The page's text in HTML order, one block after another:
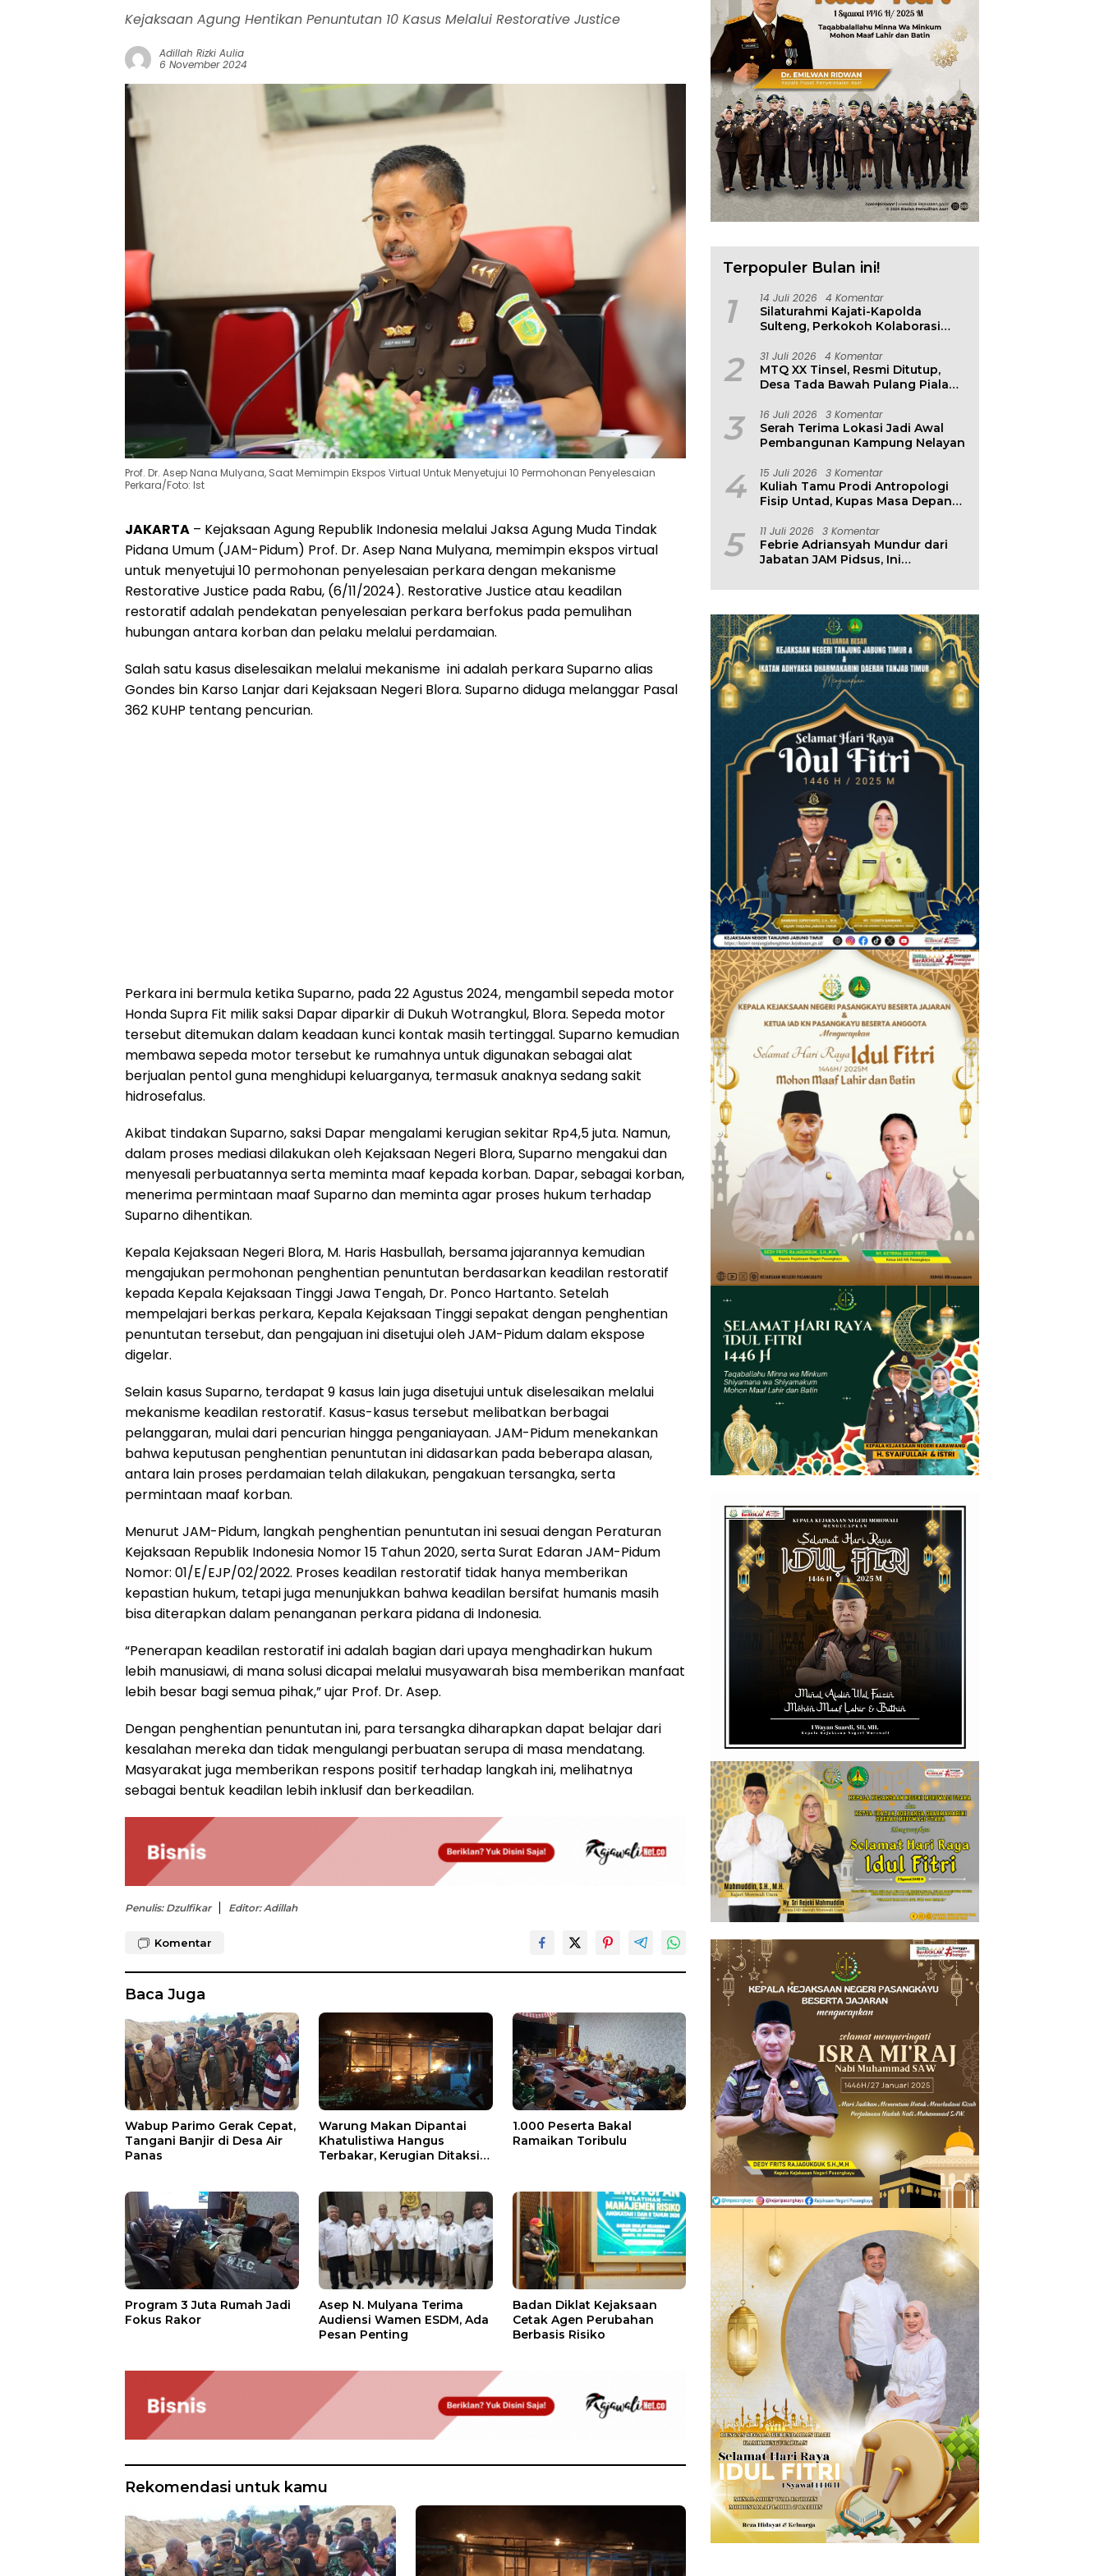
Kejaksaan Agung Hentikan Penuntutan 10 Kasus Melalui Restorative Justice
Adillah Rizki Aulia
6 November 2024
Prof. Dr. Asep Nana Mulyana, Saat Memimpin Ekspos Virtual Untuk Menyetujui 10 Permohonan Penyelesaian
Perkara/Foto: Ist
JAKARTA – Kejaksaan Agung Republik Indonesia melalui Jaksa Agung Muda Tindak
Pidana Umum (JAM-Pidum) Prof. Dr. Asep Nana Mulyana, memimpin ekspos virtual
untuk menyetujui 10 permohonan penyelesaian perkara dengan mekanisme
Restorative Justice pada Rabu, (6/11/2024). Restorative Justice atau keadilan
restoratif adalah pendekatan penyelesaian perkara berfokus pada pemulihan
hubungan antara korban dan pelaku melalui perdamaian.
Salah satu kasus diselesaikan melalui mekanisme ini adalah perkara Suparno alias
Gondes bin Karso Lanjar dari Kejaksaan Negeri Blora. Suparno diduga melanggar Pasal
362 KUHP tentang pencurian.
Perkara ini bermula ketika Suparno, pada 22 Agustus 2024, mengambil sepeda motor
Honda Supra Fit milik saksi Dapar diparkir di Dukuh Wotrangkul, Blora. Sepeda motor
tersebut ditemukan dalam keadaan kunci kontak masih tertinggal. Suparno kemudian
membawa sepeda motor tersebut ke rumahnya untuk digunakan sebagai alat
berjualan pentol guna menghidupi keluarganya, termasuk anaknya sedang sakit
hidrosefalus.
Akibat tindakan Suparno, saksi Dapar mengalami kerugian sekitar Rp4,5 juta. Namun,
dalam proses mediasi dilakukan oleh Kejaksaan Negeri Blora, Suparno mengakui dan
menyesali perbuatannya serta meminta maaf kepada korban. Dapar, sebagai korban,
menerima permintaan maaf Suparno dan meminta agar proses hukum terhadap
Suparno dihentikan.
Kepala Kejaksaan Negeri Blora, M. Haris Hasbullah, bersama jajarannya kemudian
mengajukan permohonan penghentian penuntutan berdasarkan keadilan restoratif
kepada Kepala Kejaksaan Tinggi Jawa Tengah, Dr. Ponco Hartanto. Setelah
mempelajari berkas perkara, Kepala Kejaksaan Tinggi sepakat dengan penghentian
penuntutan tersebut, dan pengajuan ini disetujui oleh JAM-Pidum dalam ekspose
digelar.
Selain kasus Suparno, terdapat 9 kasus lain juga disetujui untuk diselesaikan melalui
mekanisme keadilan restoratif. Kasus-kasus tersebut melibatkan berbagai
pelanggaran, mulai dari pencurian hingga penganiayaan. JAM-Pidum menekankan
bahwa keputusan penghentian penuntutan ini didasarkan pada beberapa alasan,
antara lain proses perdamaian telah dilakukan, pengakuan tersangka, serta
permintaan maaf korban.
Menurut JAM-Pidum, langkah penghentian penuntutan ini sesuai dengan Peraturan
Kejaksaan Republik Indonesia Nomor 15 Tahun 2020, serta Surat Edaran JAM-Pidum
Nomor: 01/E/EJP/02/2022. Proses keadilan restoratif tidak hanya memberikan
kepastian hukum, tetapi juga menunjukkan bahwa keadilan bersifat humanis masih
bisa diterapkan dalam penanganan perkara pidana di Indonesia.
“Penerapan keadilan restoratif ini adalah bagian dari upaya menghadirkan hukum
lebih manusiawi, di mana solusi dicapai melalui musyawarah bisa memberikan manfaat
lebih besar bagi semua pihak,” ujar Prof. Dr. Asep.
Dengan penghentian penuntutan ini, para tersangka diharapkan dapat belajar dari
kesalahan mereka dan tidak mengulangi perbuatan serupa di masa mendatang.
Masyarakat juga memberikan respons positif terhadap langkah ini, melihatnya
sebagai bentuk keadilan lebih inklusif dan berkeadilan.
Penulis: Dzulfikar Editor: Adillah
Komentar
Baca Juga
Wabup Parimo Gerak Cepat,
Tangani Banjir di Desa Air
Panas
Warung Makan Dipantai
Khatulistiwa Hangus
Terbakar, Kerugian Ditaksir
1.000 Peserta Bakal
Ramaikan Toribulu
Program 3 Juta Rumah Jadi
Fokus Rakor
Asep N. Mulyana Terima
Audiensi Wamen ESDM, Ada
Pesan Penting
Badan Diklat Kejaksaan
Cetak Agen Perubahan
Berbasis Risiko
Rekomendasi untuk kamu
Terpopuler Bulan ini!
1 14 Juli 2026 4 Komentar
Silaturahmi Kajati-Kapolda
Sulteng, Perkokoh Kolaborasi
2 31 Juli 2026 4 Komentar
MTQ XX Tinsel, Resmi Ditutup,
Desa Tada Bawah Pulang Piala
3 16 Juli 2026 3 Komentar
Serah Terima Lokasi Jadi Awal
Pembangunan Kampung Nelayan
4 15 Juli 2026 3 Komentar
Kuliah Tamu Prodi Antropologi
Fisip Untad, Kupas Masa Depan
Lingkungan
5 11 Juli 2026 3 Komentar
Febrie Adriansyah Mundur dari
Jabatan JAM Pidsus, Ini